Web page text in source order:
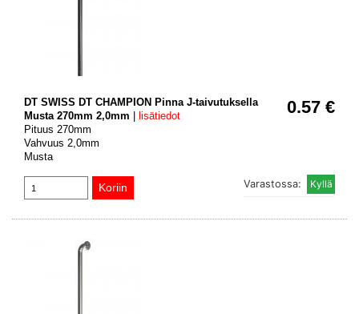
0.57 €
DT SWISS DT CHAMPION Pinna J-taivutuksella
Musta 270mm 2,0mm
lisätiedot
Pituus 270mm
Vahvuus 2,0mm
Musta
Varastossa: